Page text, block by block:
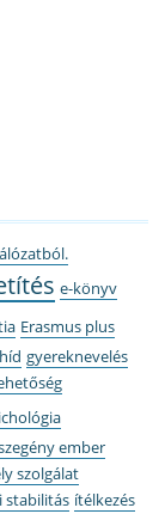
e-könyv
Erasmus plus
gyereknevelés
ember
szolgálat
stabilitás ítélkezés